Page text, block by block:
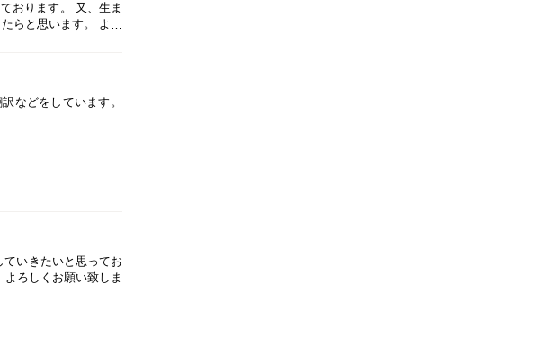
おります。 又、生ま
らと思います。 よろ
などをしています。
いきたいと思ってお
ろしくお願い致しま